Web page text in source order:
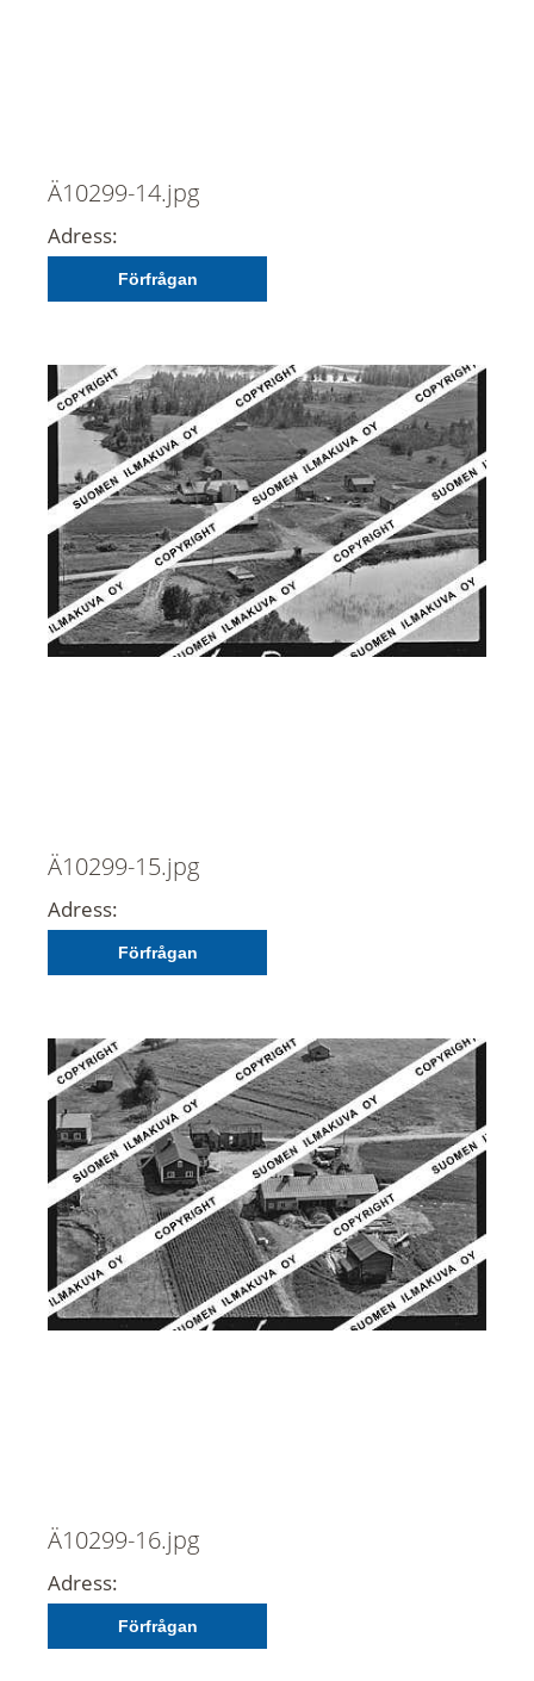
Ä10299-14.jpg
Adress:
Förfrågan
Ä10299-15.jpg
Adress:
Förfrågan
Ä10299-16.jpg
Adress:
Förfrågan